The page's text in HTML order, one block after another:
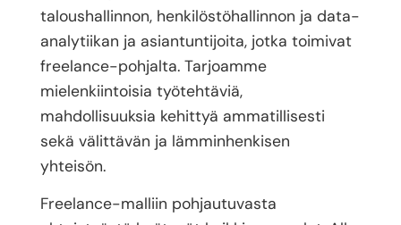
taloushallinnon, henkilöstöhallinnon ja data-
analytiikan ja asiantuntijoita, jotka toimivat
freelance-pohjalta. Tarjoamme
mielenkiintoisia työtehtäviä,
mahdollisuuksia kehittyä ammatillisesti
sekä välittävän ja lämminhenkisen
yhteisön.
Freelance-malliin pohjautuvasta